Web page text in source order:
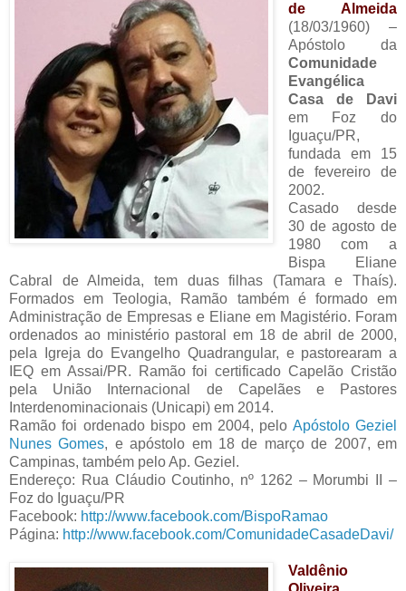
de Almeida
(18/03/1960) –
Apóstolo da
Comunidade
Evangélica
Casa de Davi
em Foz do
Iguaçu/PR,
fundada em 15
de fevereiro de
2002.
Casado desde
30 de agosto de
1980 com a
Bispa Eliane
Cabral de Almeida, tem duas filhas (Tamara e Thaís).
Formados em Teologia, Ramão também é formado em
Administração de Empresas e Eliane em Magistério. Foram
ordenados ao ministério pastoral em 18 de abril de 2000,
pela Igreja do Evangelho Quadrangular, e pastorearam a
IEQ em Assai/PR. Ramão foi certificado Capelão Cristão
pela União Internacional de Capelães e Pastores
Interdenominacionais (Unicapi) em 2014.
Ramão foi ordenado bispo em 2004, pelo Apóstolo Geziel
Nunes Gomes, e apóstolo em 18 de março de 2007, em
Campinas, também pelo Ap. Geziel.
Endereço: Rua Cláudio Coutinho, nº 1262 – Morumbi II –
Foz do Iguaçu/PR
Facebook: http://www.facebook.com/BispoRamao
Página: http://www.facebook.com/ComunidadeCasadeDavi/
Valdênio